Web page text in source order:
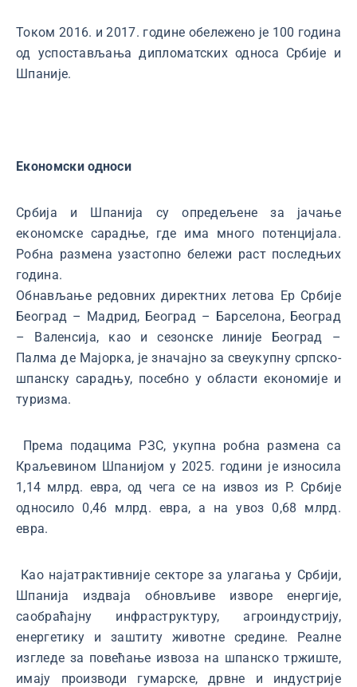
Током 2016. и 2017. године обележено је 100 година
од успостављања дипломатских односа Србије и
Шпаније.
Економски односи
Србија и Шпанија су опредељене за јачање
економске сарадње, где има много потенцијала.
Робна размена узастопно бележи раст последњих
година.
Обнављање редовних директних летова Ер Србије
Београд – Мадрид, Београд – Барселона, Београд
– Валенсија, као и сезонске линије Београд –
Палма де Мајорка, је значајно за свеукупну српско-
шпанску сарадњу, посебно у области економије и
туризма.
Према подацима РЗС, укупна робна размена са
Краљевином Шпанијом у 2025. години је износила
1,14 млрд. евра, од чега се на извоз из Р. Србије
односило 0,46 млрд. евра, а на увоз 0,68 млрд.
евра.
Као најатрактивније секторе за улагања у Србији,
Шпанија издваја обновљиве изворе енергије,
саобраћајну инфраструктуру, агроиндустрију,
енергетику и заштиту животне средине. Реалне
изгледе за повећање извоза на шпанско тржиште,
имају производи гумарске, дрвне и индустрије